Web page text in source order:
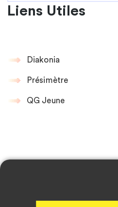
Liens Utiles
Diakonia
Présimètre
QG Jeune